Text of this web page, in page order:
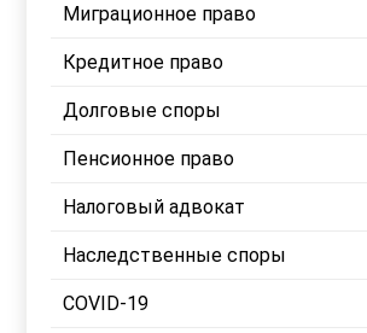
Миграционное право
Кредитное право
Долговые споры
Пенсионное право
Налоговый адвокат
Наследственные споры
COVID-19